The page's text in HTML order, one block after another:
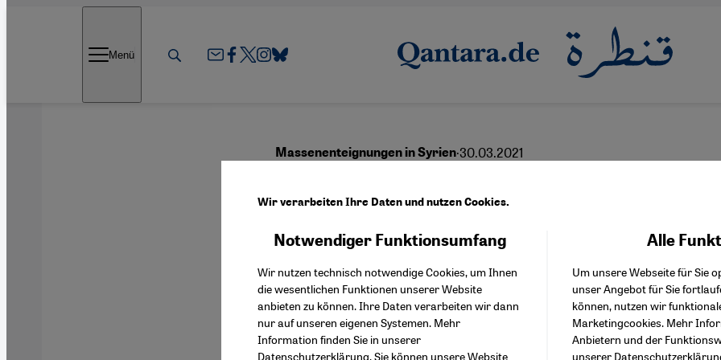
Menü
Massenenteignungen in Syrien·30.03.2021
Wie Assad seine Bürger
Deutsch English عربي
Wir verarbeiten Ihre Daten und nutzen Cookies.
Notwendiger Funktionsumfang
Wir nutzen technisch notwendige Cookies, um Ihnen
die wesentlichen Funktionen unserer Website
anbieten zu können. Ihre Daten verarbeiten wir dann
nur auf unseren eigenen Systemen. Mehr
Information finden Sie in unserer
Datenschutzerklärung. Sie können unsere Website
Alle
Um unsere Webseite für Sie
unser Angebot für Sie
können, nutzen wir
Marketingcookies. Mehr
Anbietern und der
unserer
Facebook Embed /
Twitter Embed
Instagram Embed
Youtube Embed
Google Maps Embed